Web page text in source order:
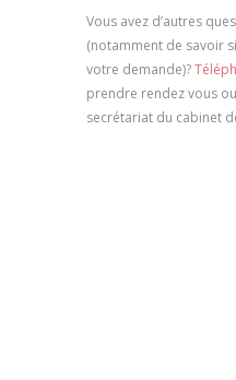
Vous avez d’autres
(notamment de savoir
votre demande)?
prendre rendez vous ou
secrétariat du cabinet